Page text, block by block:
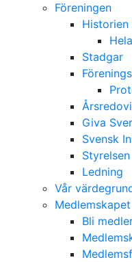
Föreningen
Stadgar
Giva
Svensk
Styrelsen
Ledning
Vår
Medlemskapet
Bli